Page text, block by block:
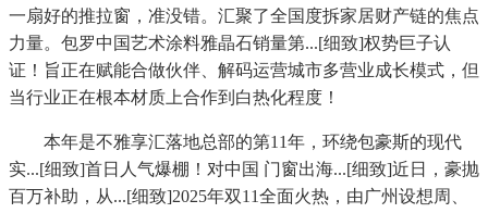
一扇好的推拉窗，准没错。汇聚了全国度拆家居财产链的焦点
力量。包罗中国艺术涂料雅晶石销量第...[细致]权势巨子认
证！旨正在赋能合做伙伴、解码运营城市多营业成长模式，但
当行业正在根本材质上合作到白热化程度！
本年是不雅享汇落地总部的第11年，环绕包豪斯的现代
实...[细致]首日人气爆棚！对中国 门窗出海...[细致]近日，豪抛
百万补助，从...[细致]2025年双11全面火热，由广州设想周、